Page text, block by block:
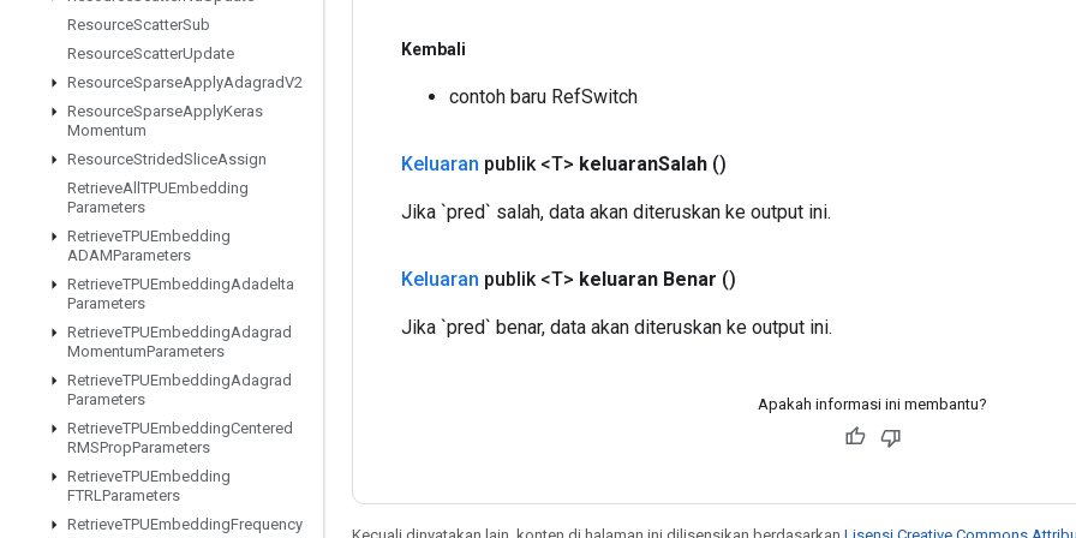
ResourceScatterSub
ResourceScatterUpdate
ResourceSparseApplyAdagradV2
ResourceSparseApplyKeras
Momentum
ResourceStridedSliceAssign
RetrieveAll TPUEmbedding
Parameters
RetrieveTPUEmbedding
ADAMParameters
RetrieveTPUEmbeddingAdadelta
Parameters
RetrieveTPUEmbeddingAdagrad
MomentumParameters
RetrieveTPUEmbeddingAdagrad
Parameters
RetrieveTPUEmbeddingCentered
RMSPropParameters
RetrieveTPUEmbedding
FTRLParameters
RetrieveTPUEmbeddingFrequency
Kembali
contoh baru RefSwitch
Keluaran publik <T> keluaranSalah ()
Jika `pred` salah, data akan diteruskan ke output ini.
Keluaran publik <T> keluaran Benar ()
Jika `pred` benar, data akan diteruskan ke output ini.
Apakah informasi ini membantu?